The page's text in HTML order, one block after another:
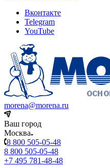
Вконтакте
Telegram
YouTube
morena@morena.ru
Ваш город
Москва
8 800 505-05-48
8 800 505-05-48
+7 495 781-48-48